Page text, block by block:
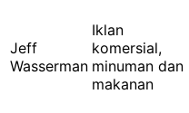
Jeff
Wasserman
Iklan
komersial,
minuman dan
makanan